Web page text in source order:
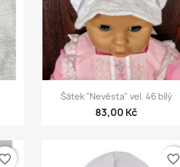
Rychlý náhled
Šátek "Nevěsta" vel. 46 bílý
83,00 Kč
favorite_border